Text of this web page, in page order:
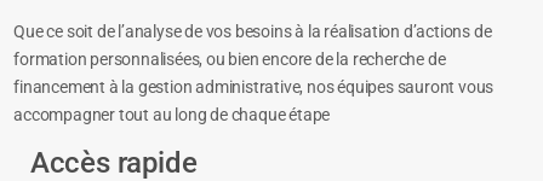
Que ce soit de l’analyse de vos besoins à la réalisation d’actions de
formation personnalisées, ou bien encore de la recherche de
financement à la gestion administrative, nos équipes sauront vous
accompagner tout au long de chaque étape
Accès rapide